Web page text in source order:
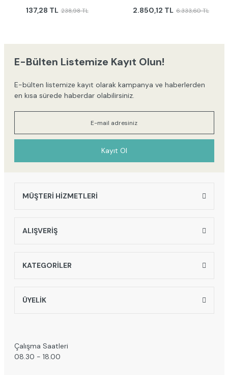
137,28 TL 238,98 TL 2.850,12 TL 6.333,60 TL
E-Bülten Listemize Kayıt Olun!
E-bülten listemize kayıt olarak kampanya ve haberlerden
en kısa sürede haberdar olabilirsiniz.
Kayıt Ol
MÜŞTERİ HİZMETLERİ
ALIŞVERİŞ
KATEGORİLER
ÜYELİK
Çalışma Saatleri
08.30 - 18.00